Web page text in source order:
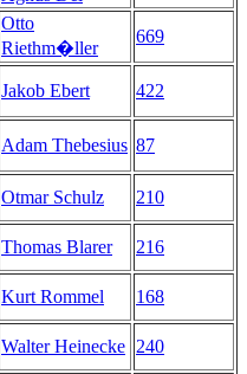
Otto
Riethm�ller
669
Jakob Ebert 422
Adam Thebesius 87
Otmar Schulz
210
Thomas Blarer
216
Kurt Rommel
168
Walter Heinecke 240